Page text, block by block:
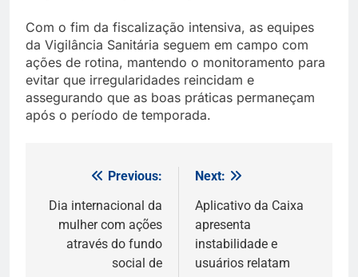
Com o fim da fiscalização intensiva, as equipes
da Vigilância Sanitária seguem em campo com
ações de rotina, mantendo o monitoramento para
evitar que irregularidades reincidam e
assegurando que as boas práticas permaneçam
após o período de temporada.
Navegação
de
Post
Previous:
Dia internacional da
mulher com ações
através do fundo
social de
Next:
Aplicativo da Caixa
apresenta
instabilidade e
usuários relatam